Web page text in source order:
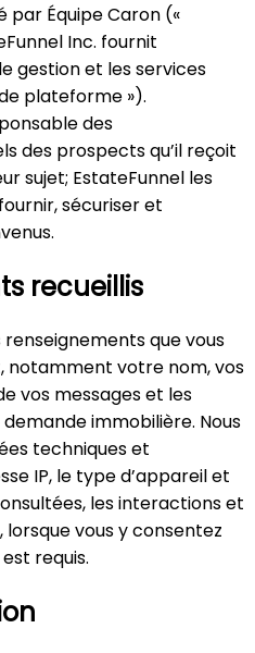
par Équipe Caron («
Inc. fournit
gestion et les services
plateforme »).
des
des prospects qu’il reçoit
sujet; EstateFunnel les
sécuriser et
recueillis
que vous
notamment votre nom, vos
vos messages et les
immobilière. Nous
techniques et
IP, le type d’appareil et
les interactions et
vous y consentez
requis.